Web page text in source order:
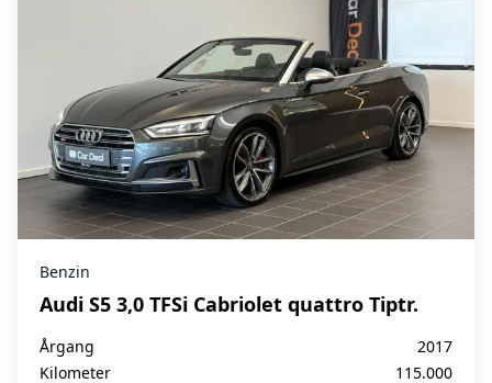
Benzin
Audi S5 3,0 TFSi Cabriolet quattro Tiptr.
Årgang
2017
Kilometer
115.000